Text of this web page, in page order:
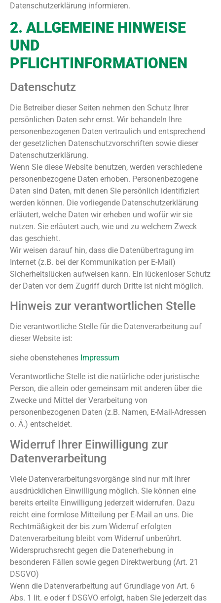
Datenschutzerklärung informieren.
2. ALLGEMEINE HINWEISE
UND
PFLICHTINFORMATIONEN
Datenschutz
Die Betreiber dieser Seiten nehmen den Schutz Ihrer
persönlichen Daten sehr ernst. Wir behandeln Ihre
personenbezogenen Daten vertraulich und entsprechend
der gesetzlichen Datenschutzvorschriften sowie dieser
Datenschutzerklärung.
Wenn Sie diese Website benutzen, werden verschiedene
personenbezogene Daten erhoben. Personenbezogene
Daten sind Daten, mit denen Sie persönlich identifiziert
werden können. Die vorliegende Datenschutzerklärung
erläutert, welche Daten wir erheben und wofür wir sie
nutzen. Sie erläutert auch, wie und zu welchem Zweck
das geschieht.
Wir weisen darauf hin, dass die Datenübertragung im
Internet (z.B. bei der Kommunikation per E-Mail)
Sicherheitslücken aufweisen kann. Ein lückenloser Schutz
der Daten vor dem Zugriff durch Dritte ist nicht möglich.
Hinweis zur verantwortlichen Stelle
Die verantwortliche Stelle für die Datenverarbeitung auf
dieser Website ist:
siehe obenstehenes Impressum
Verantwortliche Stelle ist die natürliche oder juristische
Person, die allein oder gemeinsam mit anderen über die
Zwecke und Mittel der Verarbeitung von
personenbezogenen Daten (z.B. Namen, E-Mail-Adressen
o. Ä.) entscheidet.
Widerruf Ihrer Einwilligung zur
Datenverarbeitung
Viele Datenverarbeitungsvorgänge sind nur mit Ihrer
ausdrücklichen Einwilligung möglich. Sie können eine
bereits erteilte Einwilligung jederzeit widerrufen. Dazu
reicht eine formlose Mitteilung per E-Mail an uns. Die
Rechtmäßigkeit der bis zum Widerruf erfolgten
Datenverarbeitung bleibt vom Widerruf unberührt.
Widerspruchsrecht gegen die Datenerhebung in
besonderen Fällen sowie gegen Direktwerbung (Art. 21
DSGVO)
Wenn die Datenverarbeitung auf Grundlage von Art. 6
Abs. 1 lit. e oder f DSGVO erfolgt, haben Sie jederzeit das